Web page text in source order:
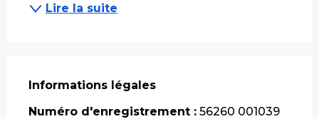
Lire la suite
Informations légales
Informations légales
Numéro d'enregistrement : 56260 001039